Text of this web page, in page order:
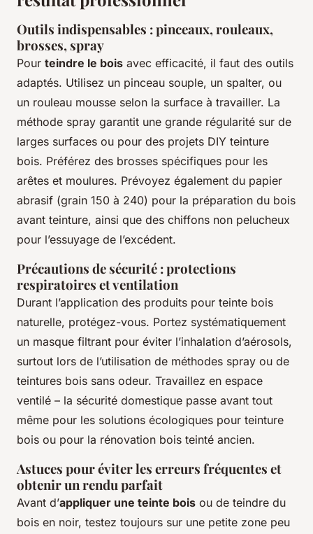
Outils indispensables : pinceaux, rouleaux,
brosses, spray
Pour teindre le bois avec efficacité, il faut des outils
adaptés. Utilisez un pinceau souple, un spalter, ou
un rouleau mousse selon la surface à travailler. La
méthode spray garantit une grande régularité sur de
larges surfaces ou pour des projets DIY teinture
bois. Préférez des brosses spécifiques pour les
arêtes et moulures. Prévoyez également du papier
abrasif (grain 150 à 240) pour la préparation du bois
avant teinture, ainsi que des chiffons non pelucheux
pour l’essuyage de l’excédent.
Précautions de sécurité : protections
respiratoires et ventilation
Durant l’application des produits pour teinte bois
naturelle, protégez-vous. Portez systématiquement
un masque filtrant pour éviter l’inhalation d’aérosols,
surtout lors de l’utilisation de méthodes spray ou de
teintures bois sans odeur. Travaillez en espace
ventilé – la sécurité domestique passe avant tout
même pour les solutions écologiques pour teinture
bois ou pour la rénovation bois teinté ancien.
Astuces pour éviter les erreurs fréquentes et
obtenir un rendu parfait
Avant d’appliquer une teinte bois ou de teindre du
bois en noir, testez toujours sur une petite zone peu